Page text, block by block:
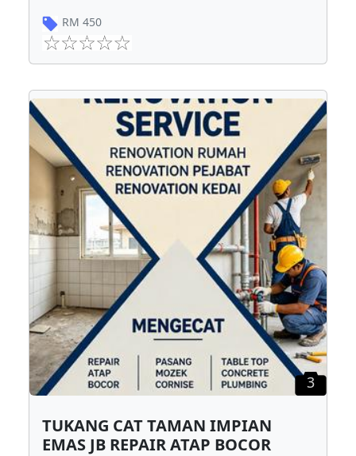
RM 450
3
TUKANG CAT TAMAN IMPIAN
EMAS JB REPAIR ATAP BOCOR